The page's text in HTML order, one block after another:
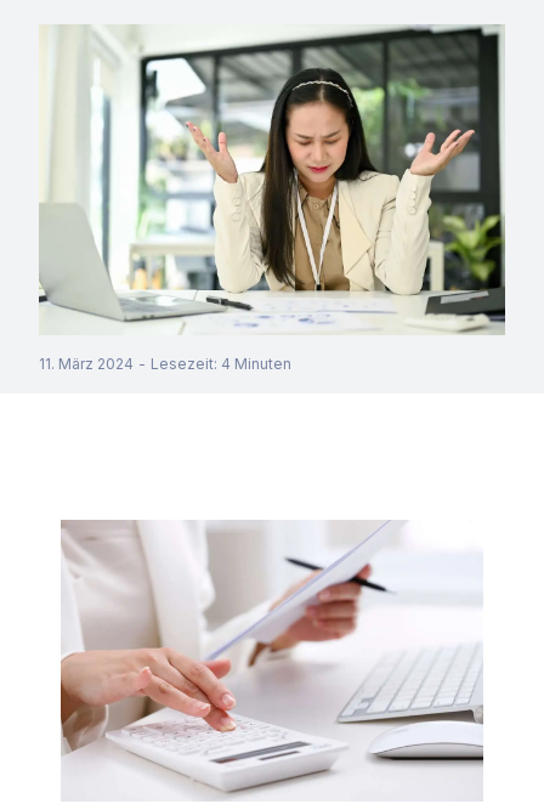
11. März 2024 - Lesezeit: 4 Minuten